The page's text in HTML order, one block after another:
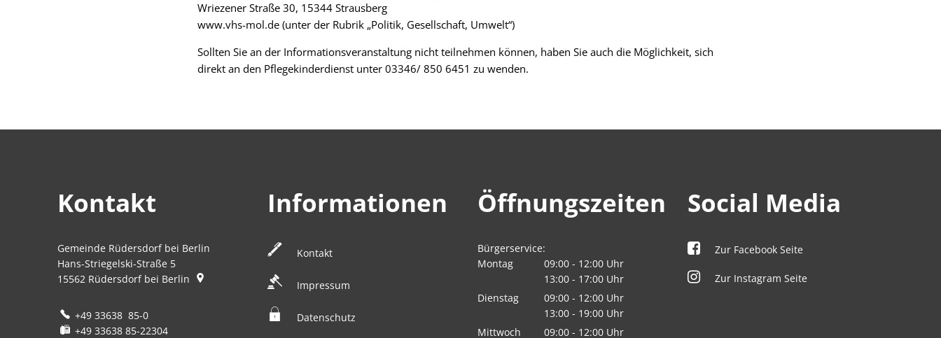
Wriezener Straße 30, 15344 Strausberg
www.vhs-mol.de (unter der Rubrik „Politik, Gesellschaft, Umwelt“)
Sollten Sie an der Informationsveranstaltung nicht teilnehmen können, haben Sie auch die Möglichkeit, sich
direkt an den Pflegekinderdienst unter 03346/ 850 6451 zu wenden.
Kontakt
Gemeinde Rüdersdorf bei Berlin
Hans-Striegelski-Straße 5
15562 Rüdersdorf bei Berlin
+49 33638 85-0
+49 33638 85-22304
Informationen
Kontakt
Impressum
Datenschutz
Öffnungszeiten
Bürgerservice:
Montag
09:00 - 12:00 Uhr
Von 09:00 bis 12:00 Uhr
13:00 - 17:00 Uhr
Von 13:00 bis 17:00 Uhr
Dienstag 09:00 - 12:00 Uhr
Von 09:00 bis 12:00 Uhr
13:00 - 19:00 Uhr
Von 13:00 bis 19:00 Uhr
Mittwoch 09:00 - 12:00 Uhr
Social Media
Zur Facebook Seite
Zur Instagram Seite